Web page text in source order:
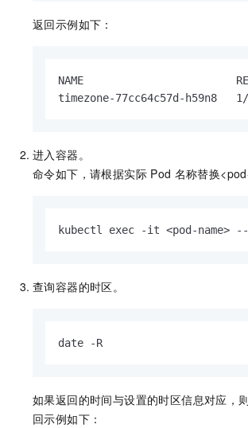
返回示例如下：
NAME                        READY
timezone-77cc64c57d-
进入容器。
命令如下，请根据实际 Pod 名称替换
kubectl exec -it <pod-name>
查询容器的时区。
date -R
如果返回的时间与设置的时区信息对应，
回示例如下：